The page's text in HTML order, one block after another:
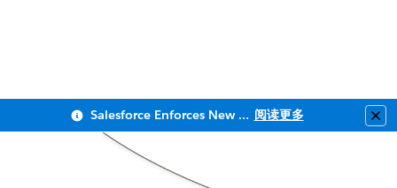
Salesforce Enforces New Security Requirements in Summer 2026 阅读更多